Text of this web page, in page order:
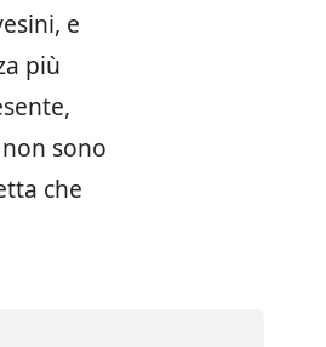
e
più
sono
che